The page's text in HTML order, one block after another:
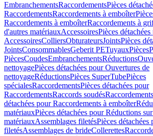
EmbranchementsRaccordementsPièces
RaccordementsRaccordements à emboîter
Raccordements à emboîterRaccordements à
d'autres matériauxAccessoiresPièces
AccessoiresColliersObturateursJointsPièces
JointsConsommablesGeberit PETuyauxPièces
PiècesCoudesEmbranchementsRéductions
nettoyagePièces détachées pour Ouvertures de
nettoyageRéductionsPièces SuperTubePièces
spécialesRaccordementsPièces détachées pour
RaccordementsRaccords soudés
détachées pour Raccordements à emboîter
matériauxPièces détachées pour Réductions
matériauxAssemblages filetésPièces détachées
filetésAssemblages de brideCollerettes